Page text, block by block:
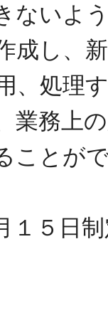
ないよ
成し、
、処理
業務上
ことが
１５日